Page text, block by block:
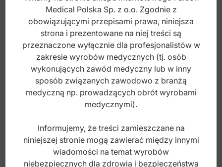
Kleszcze ekstrakcyjne Petite mod.
Europejski do zębów przedtrzonowych
Index: DE.730.130
Medical Polska Sp. z o.o. Zgodnie z
obowiązującymi przepisami prawa, niniejsza
strona i prezentowane na niej treści są
przeznaczone wyłącznie dla profesjonalistów w
zakresie wyrobów medycznych (tj. osób
wykonujących zawód medyczny lub w inny
sposób związanych zawodowo z branżą
medyczną np. prowadzących obrót wyrobami
medycznymi).
Informujemy, że treści zamieszczane na
niniejszej stronie mogą zawierać między innymi
wiadomości na temat wyrobów
niebezpiecznych dla zdrowia i bezpieczeństwa